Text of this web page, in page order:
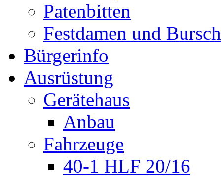
Patenbitten
Festdamen und
Bürgerinfo
Ausrüstung
Gerätehaus
Anbau
Fahrzeuge
40-1 HLF 20/16